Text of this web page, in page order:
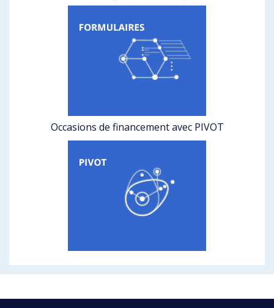
Occasions de financement avec PIVOT